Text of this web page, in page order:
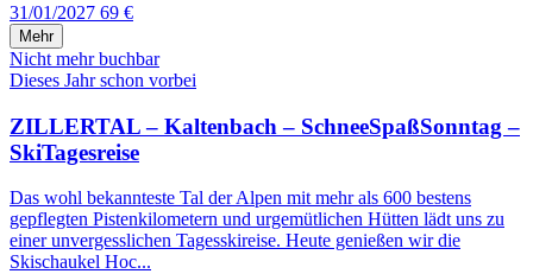
31/01/2027 69 €
Mehr
Nicht mehr buchbar
Dieses Jahr schon vorbei
ZILLERTAL – Kaltenbach – SchneeSpaßSonntag –
SkiTagesreise
Das wohl bekannteste Tal der Alpen mit mehr als 600 bestens
gepflegten Pistenkilometern und urgemütlichen Hütten lädt uns zu
einer unvergesslichen Tagesskireise. Heute genießen wir die
Skischaukel Hoc...